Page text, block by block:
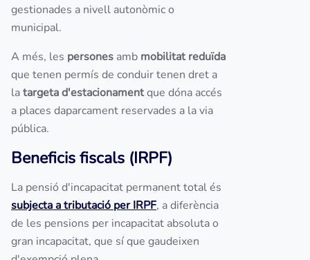
gestionades a nivell autonòmic o
municipal.
A més, les persones amb mobilitat reduïda
que tenen permís de conduir tenen dret a
latargeta d'estacionamentque dóna accés
a places daparcament reservades a la via
pública.
Beneficis fiscals (IRPF)
La pensió d'incapacitat permanent total és
subjecta a tributació per IRPF, a diferència
de les pensions per incapacitat absoluta o
gran incapacitat, que sí que gaudeixen